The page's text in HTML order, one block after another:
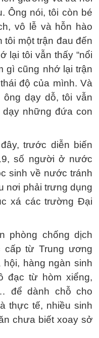
Ông nói, tôi còn bé
vô lễ và hỗn hào
tôi một trận đau đến
lại tôi vẫn thấy “nổi
gì cũng nhớ lại trận
độ của mình. Và
dạy dỗ, tôi vẫn
dạy những đứa con
trước diễn biến
số người ở nước
sinh về nước tránh
nơi phải trưng dụng
xá các trường Đại
phòng chống dịch
cấp từ Trung ương
hàng ngàn sinh
đạc từ hòm xiểng,
để dành chỗ cho
thực tế, nhiều sinh
chưa biết xoay sở